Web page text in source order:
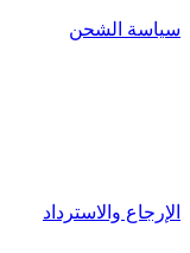
سياسة الشحن
الإرجاع والاسترداد